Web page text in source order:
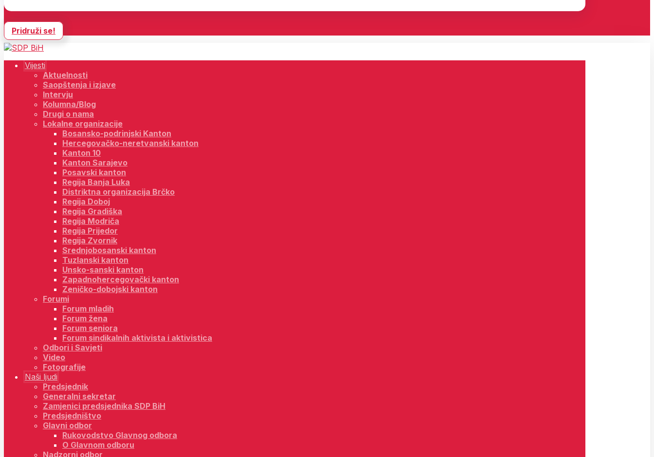
Pridruži se!
Vijesti
Aktuelnosti
Saopštenja i izjave
Intervju
Kolumna/Blog
Drugi o nama
Lokalne organizacije
Bosansko-podrinjski Kanton
Hercegovačko-neretvanski kanton
Kanton 10
Kanton Sarajevo
Posavski kanton
Regija Banja Luka
Distriktna organizacija Brčko
Regija Doboj
Regija Gradiška
Regija Modriča
Regija Prijedor
Regija Zvornik
Srednjobosanski kanton
Tuzlanski kanton
Unsko-sanski kanton
Zapadnohercegovački kanton
Zeničko-dobojski kanton
Forumi
Forum mladih
Forum žena
Forum seniora
Forum sindikalnih aktivista i aktivistica
Odbori i Savjeti
Video
Fotografije
Naši ljudi
Predsjednik
Generalni sekretar
Zamjenici predsjednika SDP BiH
Predsjedništvo
Glavni odbor
Rukovodstvo Glavnog odbora
O Glavnom odboru
Nadzorni odbor